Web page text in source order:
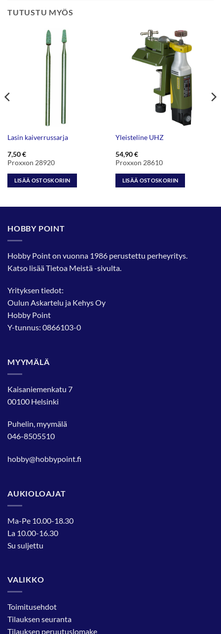
TUTUSTU MYÖS
Lasin kaiverrussarja
7,50€
Proxxon 28920
LISÄÄ OSTOSKORIIN
Yleisteline UHZ
54,90€
Proxxon 28610
LISÄÄ OSTOSKORIIN
HOBBY POINT
Hobby Point on vuonna 1986 perustettu perheyritys.
Katso lisääTietoa Meistä-sivulta.
Yrityksen tiedot:
Oulun Askartelu ja Kehys Oy
Hobby Point
Y-tunnus: 0866103-0
MYYMÄLÄ
Kaisaniemenkatu 7
00100 Helsinki
Puhelin, myymälä
046-8505510
hobby@hobbypoint.fi
AUKIOLOAJAT
Ma-Pe 10.00-18.30
La 10.00-16.30
Su suljettu
VALIKKO
Toimitusehdot
Tilauksen seuranta
Tilauksen peruutuslomake